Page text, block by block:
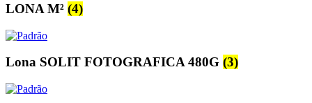
LONA M² (4)
Lona SOLIT FOTOGRAFICA 480G (3)